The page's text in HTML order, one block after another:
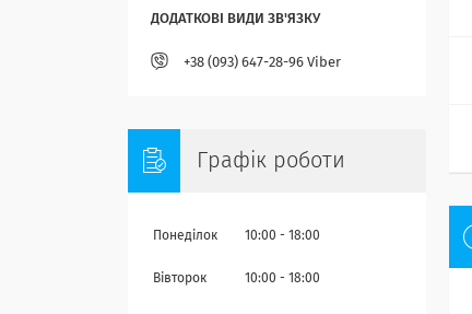
+38 (093) 647-28-96 Viber
Графік роботи
Понеділок 10:00 18:00
Вівторок 10:00 18:00